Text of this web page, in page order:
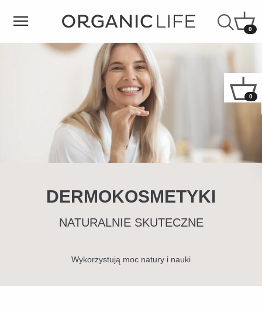
0
DERMOKOSMETYKI
NATURALNIE SKUTECZNE
Wykorzystują moc natury i nauki
0